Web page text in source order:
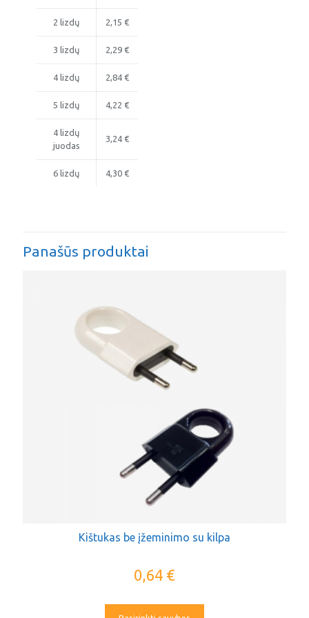
2 lizdų 2,15 €
3 lizdų 2,29 €
4 lizdų 2,84 €
5 lizdų 4,22 €
4 lizdų
juodas
3,24 €
6 lizdų 4,30 €
Panašūs produktai
Kištukas be įžeminimo su kilpa
0,64 €